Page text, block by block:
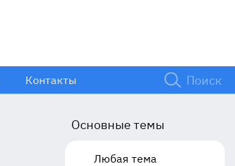
Контакты
Основные темы
Любая тема